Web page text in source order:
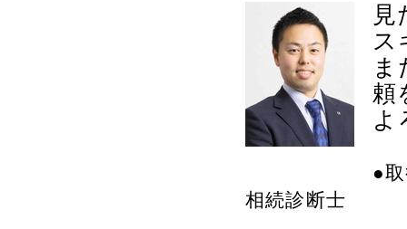
ス
頼
よ
●
相続診断士